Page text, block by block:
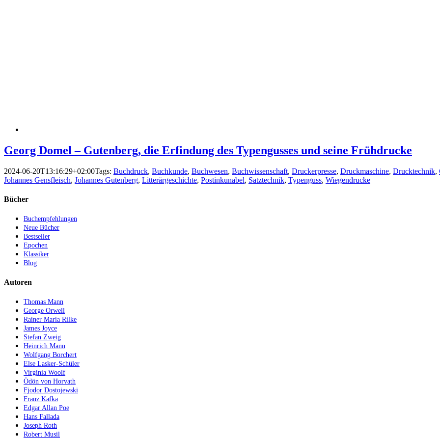
Georg Domel – Gutenberg, die Erfindung des Typengusses und seine Frühdrucke
2024-06-20T13:16:29+02:00Tags: Buchdruck, Buchkunde, Buchwesen, Buchwissenschaft, Druckerpresse, Druckmaschine, Drucktechnik,
Johannes Gensfleisch, Johannes Gutenberg, Litterärgeschichte, Postinkunabel, Satztechnik, Typenguss, Wiegendrucke|
Bücher
Buchempfehlungen
Neue Bücher
Bestseller
Epochen
Klassiker
Blog
Autoren
Thomas Mann
George Orwell
Rainer Maria Rilke
James Joyce
Stefan Zweig
Heinrich Mann
Wolfgang Borchert
Else Lasker-Schüler
Virginia Woolf
Ödön von Horvath
Fjodor Dostojewski
Franz Kafka
Edgar Allan Poe
Hans Fallada
Joseph Roth
Robert Musil